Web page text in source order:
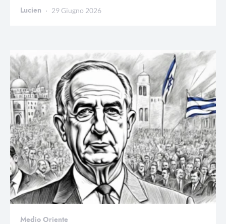
Lucien 29 Giugno 2026
Medio Oriente